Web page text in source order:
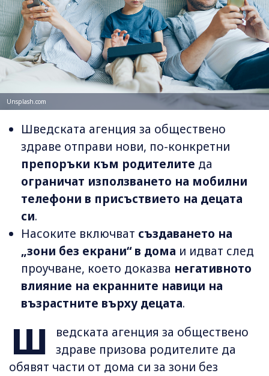
Unsplash.com
Шведската агенция за обществено
здраве отправи нови, по-конкретни
препоръки към родителите да
ограничат използването на мобилни
телефони в присъствието на децата
си.
Насоките включват създаването на
„зони без екрани“ в дома и идват след
проучване, което доказва негативното
влияние на екранните навици на
възрастните върху децата.
Ш
ведската агенция за обществено
здраве призова родителите да
обявят части от дома си за зони без